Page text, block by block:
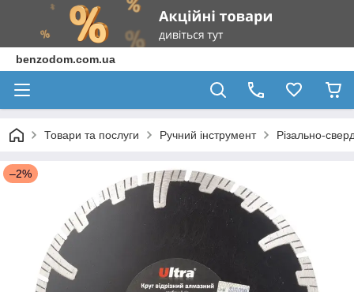
benzodom.com.ua
Товари та послуги Ручний інструмент Різально-
–2%